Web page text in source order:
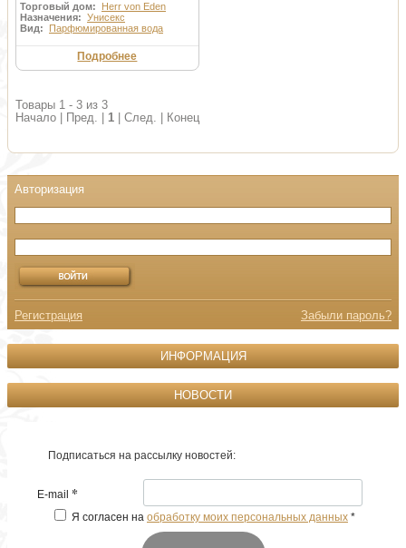
Торговый дом: Herr von Eden
Назначения: Унисекс
Вид: Парфюмированная вода
Подробнее
Товары 1 - 3 из 3
Начало | Пред. | 1 | След. | Конец
Регистрация Забыли пароль?
ИНФОРМАЦИЯ
НОВОСТИ
Подписаться на рассылку новостей:
E-mail *
Я согласен на обработку моих персональных данных *